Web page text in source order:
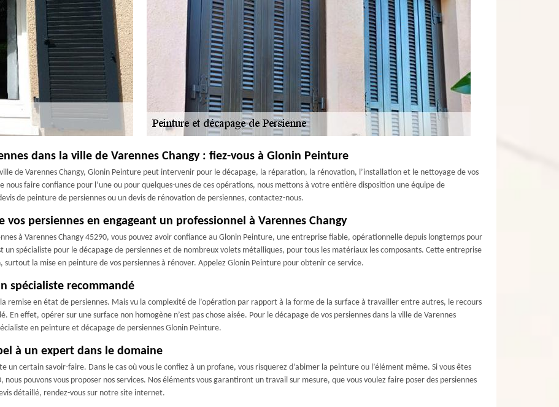
dans la ville de Varennes Changy : fiez-vous à Glonin Peinture
de Varennes Changy, Glonin Peinture peut intervenir pour le décapage, la réparation, la rénovation, l’installation et le nettoyage de vos
nous faire confiance pour l’une ou pour quelques-unes de ces opérations, nous mettons à votre entière disposition une équipe de
de peinture de persiennes ou un devis de rénovation de persiennes, contactez-nous.
persiennes en engageant un professionnel à Varennes Changy
à Varennes Changy 45290, vous pouvez avoir confiance au Glonin Peinture, une entreprise fiable, opérationnelle depuis longtemps pour
un spécialiste pour le décapage de persiennes et de nombreux volets métalliques, pour tous les matériaux les composants. Cette entreprise
la mise en peinture de vos persiennes à rénover. Appelez Glonin Peinture pour obtenir ce service.
spécialiste recommandé
remise en état de persiennes. Mais vu la complexité de l’opération par rapport à la forme de la surface à travailler entre autres, le recours
En effet, opérer sur une surface non homogène n’est pas chose aisée. Pour le décapage de vos persiennes dans la ville de Varennes
en peinture et décapage de persiennes Glonin Peinture.
à un expert dans le domaine
un certain savoir-faire. Dans le cas où vous le confiez à un profane, vous risquerez d’abimer la peinture ou l’élément même. Si vous êtes
nous pouvons vous proposer nos services. Nos éléments vous garantiront un travail sur mesure, que vous voulez faire poser des persiennes
détaillé, rendez-vous sur notre site internet.